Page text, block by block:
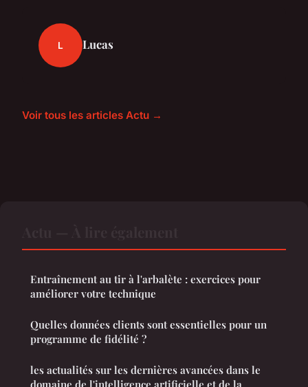
L Lucas
Voir tous les articles Actu →
Entraînement au tir à l'arbalète : exercices pour
améliorer votre technique
Quelles données clients sont essentielles pour un
programme de fidélité ?
les actualités sur les dernières avancées dans le